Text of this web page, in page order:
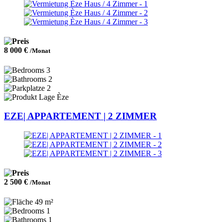
8 000 € /Monat
3
2
2
Èze
EZE| APPARTEMENT | 2 ZIMMER
2 500 € /Monat
49 m²
1
1